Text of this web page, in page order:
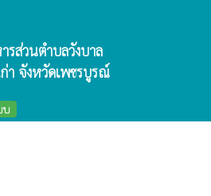
รส่วนตำบลวังบาล
า จังหวัดเพชรบูรณ์
บ